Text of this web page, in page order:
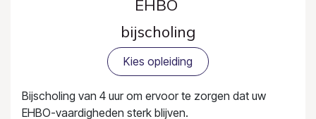
EHBO
bijscholing
Kies opleiding
Bijscholing van 4 uur om ervoor te zorgen dat uw
EHBO-vaardigheden sterk blijven.